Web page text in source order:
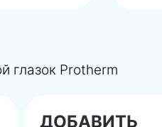
ДОБАВИТЬ